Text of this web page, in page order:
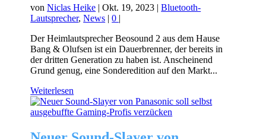
vonNiclas Heike |Okt. 19, 2023 |Bluetooth-
Lautsprecher,News |0 |
Der Heimlautsprecher Beosound 2 aus dem Hause
Bang & Olufsen ist ein Dauerbrenner, der bereits in
der dritten Generation zu haben ist. Anscheinend
Grund genug, eine Sonderedition auf den Markt...
Weiterlesen